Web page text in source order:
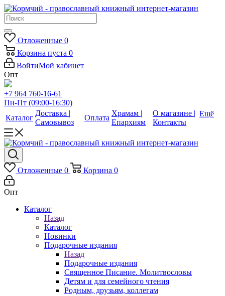
Отложенные 0
Корзина пуста 0
ВойтиМой кабинет
Опт
+7 964 760-16-61
Пн-Пт (09:00-16:30)
Каталог
Доставка |
Самовывоз
Оплата
Храмам |
Епархиям
О магазине |
Контакты
Ещё
Отложенные 0 Корзина 0
Опт
Каталог
Назад
Каталог
Новинки
Подарочные издания
Назад
Подарочные издания
Священное Писание. Молитвословы
Детям и для семейного чтения
Родным, друзьям, коллегам